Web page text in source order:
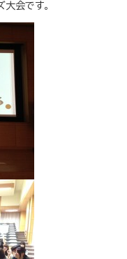
大会です。